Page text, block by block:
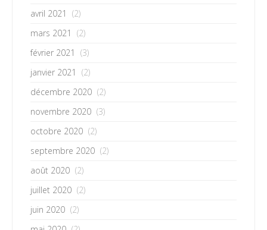
avril 2021
(2)
mars 2021
(2)
février 2021
(3)
janvier 2021
(2)
décembre 2020 (2)
novembre 2020 (3)
octobre 2020 (2)
septembre 2020 (2)
août 2020 (2)
juillet 2020 (2)
juin 2020 (2)